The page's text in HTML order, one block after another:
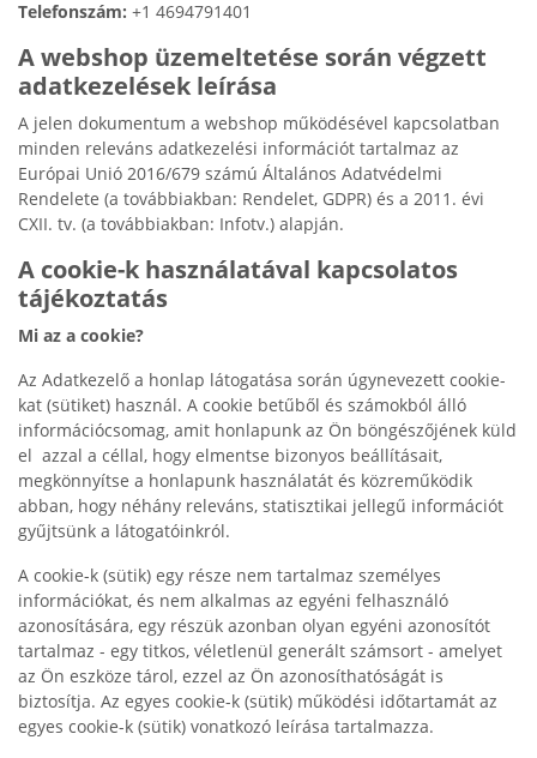
Telefonszám: +1 4694791401
A webshop üzemeltetése során végzett
adatkezelések leírása
A jelen dokumentum a webshop működésével kapcsolatban
minden releváns adatkezelési információt tartalmaz az
Európai Unió 2016/679 számú Általános Adatvédelmi
Rendelete (a továbbiakban: Rendelet, GDPR) és a 2011. évi
CXII. tv. (a továbbiakban: Infotv.) alapján.
A cookie-k használatával kapcsolatos
tájékoztatás
Mi az a cookie?
Az Adatkezelő a honlap látogatása során úgynevezett cookie-
kat (sütiket) használ. A cookie betűből és számokból álló
információcsomag, amit honlapunk az Ön böngészőjének küld
el azzal a céllal, hogy elmentse bizonyos beállításait,
megkönnyítse a honlapunk használatát és közreműködik
abban, hogy néhány releváns, statisztikai jellegű információt
gyűjtsünk a látogatóinkról.
A cookie-k (sütik) egy része nem tartalmaz személyes
információkat, és nem alkalmas az egyéni felhasználó
azonosítására, egy részük azonban olyan egyéni azonosítót
tartalmaz - egy titkos, véletlenül generált számsort - amelyet
az Ön eszköze tárol, ezzel az Ön azonosíthatóságát is
biztosítja. Az egyes cookie-k (sütik) működési időtartamát az
egyes cookie-k (sütik) vonatkozó leírása tartalmazza.